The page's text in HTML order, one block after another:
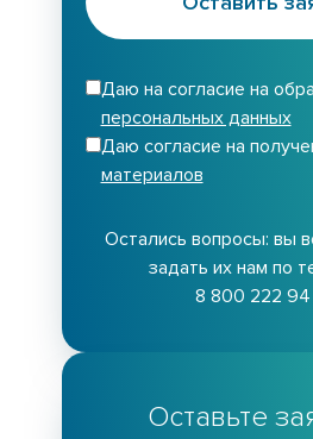
Даю на согласие на
персональных данных
Даю согласие на
материалов
Остались вопросы: вы
задать их нам по
8 800 222
Оставьте